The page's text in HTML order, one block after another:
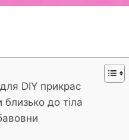
DIY прикрас
до тіла